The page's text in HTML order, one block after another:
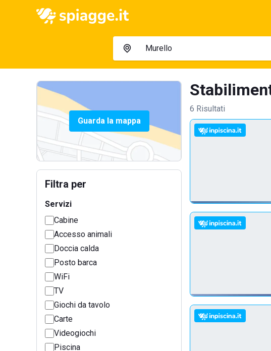
Guarda la mappa
Filtra per
Servizi
Cabine
Accesso animali
Doccia calda
Posto barca
WiFi
TV
Giochi da tavolo
Carte
Videogiochi
Piscina
6 Risultati